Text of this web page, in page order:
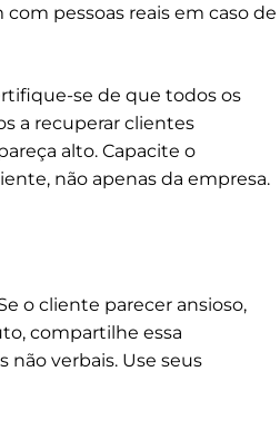
pessoas reais em caso de
se de que todos os
a recuperar clientes
alto. Capacite o
não apenas da empresa.
o cliente parecer ansioso,
compartilhe essa
verbais. Use seus